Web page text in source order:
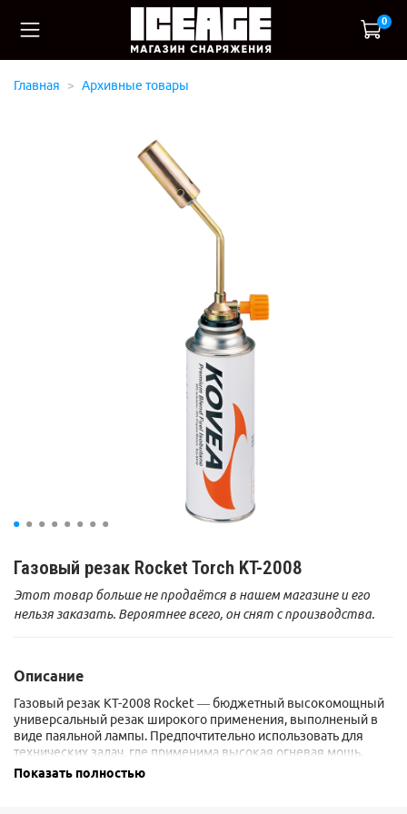
0
Главная Архивные товары
Газовый резак Rocket Torch KT-2008
Этот товар больше не продаётся в нашем магазине и его
нельзя заказать. Вероятнее всего, он снят с производства.
Описание
Газовый резак KT-2008 Rocket — бюджетный высокомощный
универсальный резак широкого применения, выполненый в
виде паяльной лампы. Предпочтительно использовать для
технических задач, где применима высокая огневая мощь.
Температура пламени достигает 1300 °C. Газовый резак
Показать полностью